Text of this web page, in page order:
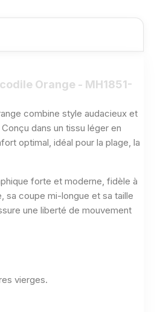
Orange - MH1851-
combine style audacieux et
dans un tissu léger en
optimal, idéal pour la plage, la
forte et moderne, fidèle à
sa coupe mi-longue et sa taille
une liberté de mouvement
vierges.